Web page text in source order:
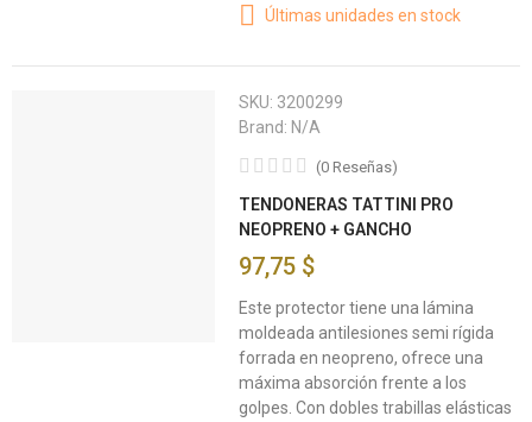
Últimas unidades en stock
SKU: 3200299
Brand: N/A
(0 Reseñas)
TENDONERAS TATTINI PRO
NEOPRENO + GANCHO
97,75 $
Este protector tiene una lámina
moldeada antilesiones semi rígida
forrada en neopreno, ofrece una
máxima absorción frente a los
golpes. Con dobles trabillas elásticas